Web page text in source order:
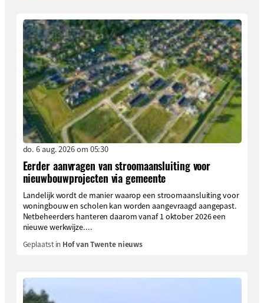
do. 6 aug. 2026 om 05:30
Eerder aanvragen van stroomaansluiting voor
nieuwbouwprojecten via gemeente
Landelijk wordt de manier waarop een stroomaansluiting voor
woningbouw en scholen kan worden aangevraagd aangepast.
Netbeheerders hanteren daarom vanaf 1 oktober 2026 een
nieuwe werkwijze....
Geplaatst in Hof van Twente nieuws